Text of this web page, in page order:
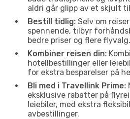
aldri går glipp av et skjult
Bestill tidlig: Selv om
spennende, tilbyr
bedre priser og flere flyvalg.
Kombiner reisen din:
hotellbestillinger eller
for ekstra besparelser på
Bli med i Travellink Prime:
eksklusive rabatter på
leiebiler, med ekstra
avbestillinger.